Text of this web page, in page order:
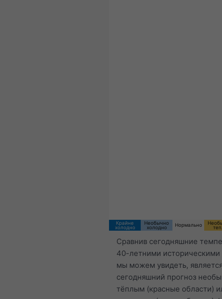
Крайне
холодно
Необычно
холодно
Нормально
Сравнив сегодняшние
40-летними
мы можем увидеть,
сегодняшний прогноз
тёплым (красные области)